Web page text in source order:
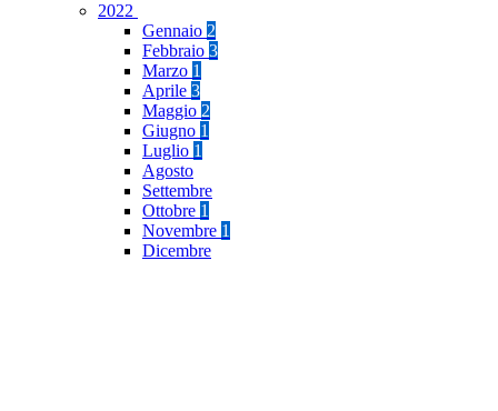
2022
Gennaio 2
Febbraio 3
Marzo 1
Aprile 3
Maggio 2
Giugno 1
Luglio 1
Agosto
Settembre
Ottobre 1
Novembre 1
Dicembre